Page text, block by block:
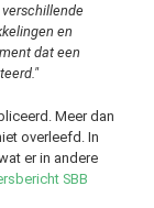
en
dat een
Meer dan
overleefd. In
er in andere
SBB